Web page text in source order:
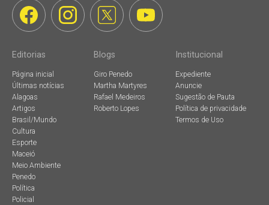
Editorias
Página inicial
Últimas notícias
Alagoas
Artigos
Brasil/Mundo
Cultura
Esporte
Maceió
Meio Ambiente
Penedo
Política
Policial
Blogs
Giro Penedo
Martha Martyres
Rafael Medeiros
Roberto Lopes
Institucional
Expediente
Anuncie
Sugestão de Pauta
Política de privacidade
Termos de Uso